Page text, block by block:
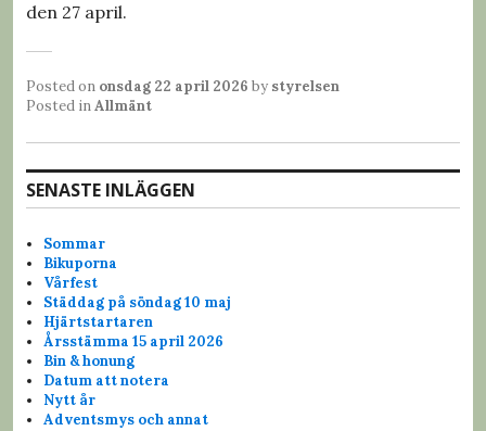
den 27 april.
Posted on onsdag 22 april 2026 by styrelsen
Posted inAllmänt
SENASTE INLÄGGEN
Sommar
Bikuporna
Vårfest
Städdag på söndag 10 maj
Hjärtstartaren
Årsstämma 15 april 2026
Bin & honung
Datum att notera
Nytt år
Adventsmys och annat